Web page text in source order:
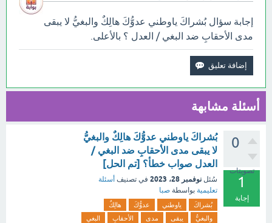
إجابة سؤال بُشراكَ ياوطني عدوُّكَ هالِكٌ والبغيُّ لا يبقى
مدى الأحقابِ ضد البغي / العدل ؟ بالأعلى.
أسئلة مشابهة
0
تصويتات
1
إجابة
بُشراكَ ياوطني عدوُّكَ هالِكٌ والبغيُّ
لا يبقى مدى الأحقابِ ضد البغي /
العدل صواب خطأ؟ [تم الحل]
سُئل نوفمبر 28، 2023 في تصنيف أسئلة
تعليمية بواسطة صبا
بُشراكَ ياوطني عدوُّكَ
هالِكٌ
والبغيُّ
يبقى مدى الأحقابِ
البغي